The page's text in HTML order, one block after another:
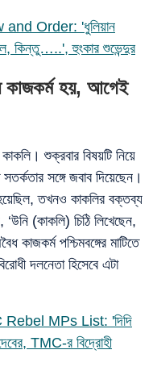
Order: 'ধুলিয়ান
কিন্তু…..', হুংকার শুভেন্দুর
কাজকর্ম হয়, আগেই
শুক্রবার বিষয়টি নিয়ে
সঙ্গে জবাব দিয়েছেন।
তখনও কাকলির বক্তব্য
(কাকলি) চিঠি লিখেছেন,
পশ্চিমবঙ্গের মাটিতে
দলনেতা হিসেবে এটা
MPs List: 'দিদি
TMC-র বিদ্রোহী